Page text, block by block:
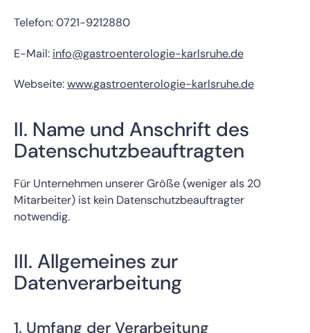
Telefon: 0721-9212880
E-Mail: info@gastroenterologie-karlsruhe.de
Webseite:www.gastroenterologie-karlsruhe.de
II. Name und Anschrift des
Datenschutzbeauftragten
Für Unternehmen unserer Größe (weniger als 20
Mitarbeiter) ist kein Datenschutzbeauftragter
notwendig.
III. Allgemeines zur
Datenverarbeitung
1. Umfang der Verarbeitung